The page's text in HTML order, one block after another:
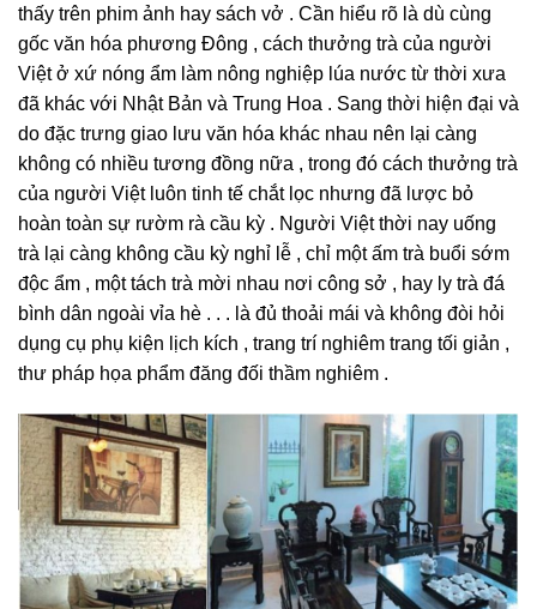
thấy trên phim ảnh hay sách vở . Cần hiểu rõ là dù cùng
gốc văn hóa phương Đông , cách thưởng trà của người
Việt ở xứ nóng ẩm làm nông nghiệp lúa nước từ thời xưa
đã khác với Nhật Bản và Trung Hoa . Sang thời hiện đại và
do đặc trưng giao lưu văn hóa khác nhau nên lại càng
không có nhiều tương đồng nữa , trong đó cách thưởng trà
của người Việt luôn tinh tế chắt lọc nhưng đã lược bỏ
hoàn toàn sự rườm rà cầu kỳ . Người Việt thời nay uống
trà lại càng không cầu kỳ nghỉ lễ , chỉ một ấm trà buổi sớm
độc ẩm , một tách trà mời nhau nơi công sở , hay ly trà đá
bình dân ngoài vỉa hè . . . là đủ thoải mái và không đòi hỏi
dụng cụ phụ kiện lịch kích , trang trí nghiêm trang tối giản ,
thư pháp họa phẩm đăng đối thầm nghiêm .